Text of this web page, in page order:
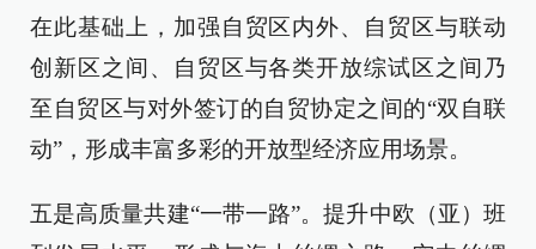
在此基础上，加强自贸区内外、自贸区与联动
创新区之间、自贸区与各类开放综试区之间乃
至自贸区与对外签订的自贸协定之间的“双自联
动”，形成丰富多彩的开放型经济应用场景。
五是高质量共建“一带一路”。提升中欧（亚）班